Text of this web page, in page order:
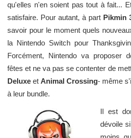
qu'elles n'en soient pas tout à fait...
satisfaire. Pour autant, à part Pikmin
savoir pour le moment quels
la Nintendo Switch pour
Forcément, Nintendo va proposer
fêtes et ne va pas se contenter de
Deluxe et Animal Crossing- même
à leur bundle.
Il est
dévoile